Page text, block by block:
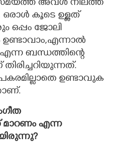
അവൾ നിലത്ത്
ഒരാൾ കൂടെ ഉള്ളത്
ഒപ്പം ജോലി
ഉണ്ടാവാം,എന്നാൽ
ബന്ധത്തിന്റെ
ഉണ്ടാവുക
മാറണം എന്ന